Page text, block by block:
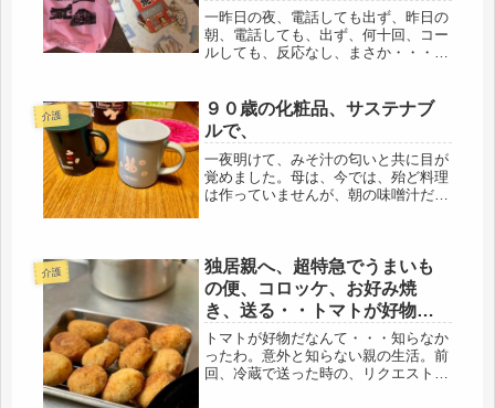
戦会議、
一昨日の夜、電話しても出ず、昨日の
朝、電話しても、出ず、何十回、コー
ルしても、反応なし、まさか・・・・
ていたら、着信空メッセージ、同時に
電話、よかった・・・・毎回、ビビ
る、し...
介護
９０歳の化粧品、サステナブ
ルで、
一夜明けて、みそ汁の匂いと共に目が
覚めました。母は、今では、殆ど料理
は作っていませんが、朝の味噌汁だけ
れが、認知症の母の健康ルーティンな
の...
介護
独居親へ、超特急でうまいも
の便、コロッケ、お好み焼
き、送る・・トマトが好物だ
ったとはね
トマトが好物だなんて・・・知らなか
ったわ。意外と知らない親の生活。前
回、冷蔵で送った時の、リクエスト、